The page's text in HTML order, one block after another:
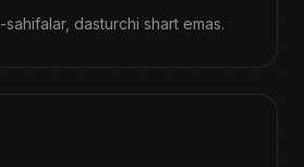
sahifalar, dasturchi shart emas.